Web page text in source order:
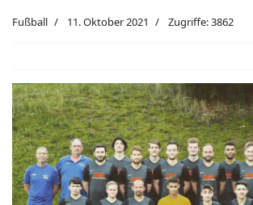
Fußball 11. Oktober 2021 Zugriffe: 3862